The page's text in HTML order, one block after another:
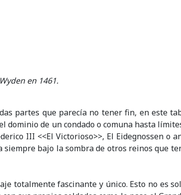
en 1461.
partes que parecía no tener fin, en este
de un condado o comuna hasta
III <<El Victorioso>>, El Eidegnossen o
bajo la sombra de otros reinos que
totalmente fascinante y único. Esto no es